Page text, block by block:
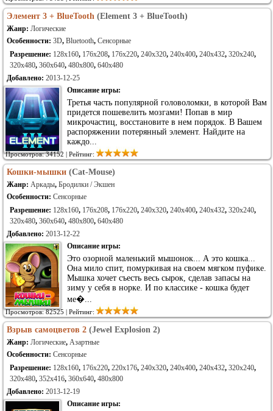
Элемент 3 + BlueTooth (Element 3 + BlueTooth)
Жанр: Логические
Особенности: 3D, Bluetooth, Сенсорные
Разрешение: 128x160, 176x208, 176x220, 240x320, 240x400, 240x432, 320x240,
320x480, 360x640, 480x800, 640x480
Добавлено: 2013-12-25
Описание игры:
Третья часть популярной головоломки, в которой Вам
придется пошевелить мозгами! Попав в мир
микрочастиц, восстановите в нем порядок. В Вашем
распоряжении потерянный элемент. Найдите на
каждо...
Просмотров: 34152 | Рейтинг:
Кошки-мышки (Cat-Mouse)
Жанр: Аркады, Бродилки / Экшен
Особенности: Сенсорные
Разрешение: 128x160, 176x208, 176x220, 240x320, 240x400, 240x432, 320x240,
320x480, 360x640, 480x800, 640x480
Добавлено: 2013-12-22
Описание игры:
Это озорной маленький мышонок... А это кошка...
Она мило спит, помуркивая на своем мягком пуфике.
Мышка хочет съесть весь сырок, сделав запасы на
зиму у себя в норке. И по классике - кошка будет
ме�...
Просмотров: 82525 | Рейтинг:
Взрыв самоцветов 2 (Jewel Explosion 2)
Жанр: Логические, Азартные
Особенности: Сенсорные
Разрешение: 128x160, 176x220, 220x176, 240x320, 240x400, 240x432, 320x240,
320x480, 352x416, 360x640, 480x800
Добавлено: 2013-12-19
Описание игры: